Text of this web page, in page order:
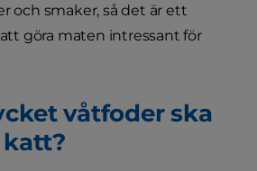
och smaker, så det är ett
göra maten intressant för
våtfoder ska